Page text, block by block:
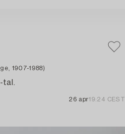
1907-1988)
tal.
26 apr19:24 CEST